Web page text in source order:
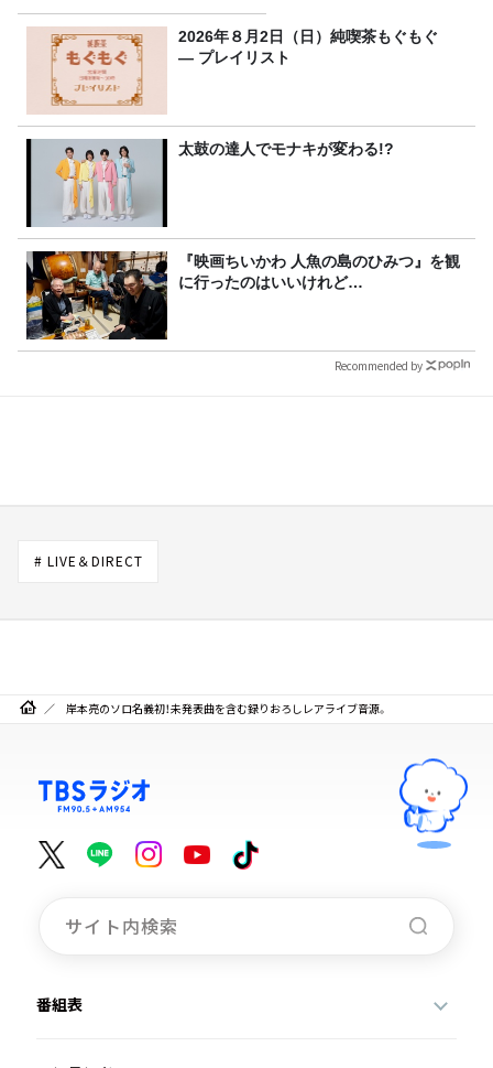
ます
2026年８月2日（日）純喫茶もぐもぐ
― プレイリスト
太鼓の達人でモナキが変わる!?
『映画ちいかわ 人魚の島のひみつ』を観
に行ったのはいいけれど…
Recommended by
# LIVE＆DIRECT
岸本亮のソロ名義初！未発表曲を含む録りおろしレアライブ音源。
番組表